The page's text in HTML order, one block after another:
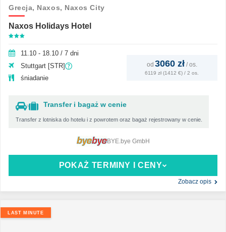
Grecja, Naxos, Naxos City
Naxos Holidays Hotel
11.10 - 18.10 / 7 dni
Stuttgart [STR]
śniadanie
Transfer i bagaż w cenie
Transfer z lotniska do hotelu i z powrotem oraz bagaż rejestrowany w cenie.
od 3060 zł / os.
6119 zł (1412 €) / 2 os.
POKAŻ TERMINY I CENY
Zobacz opis
BYE.bye GmbH
LAST MINUTE